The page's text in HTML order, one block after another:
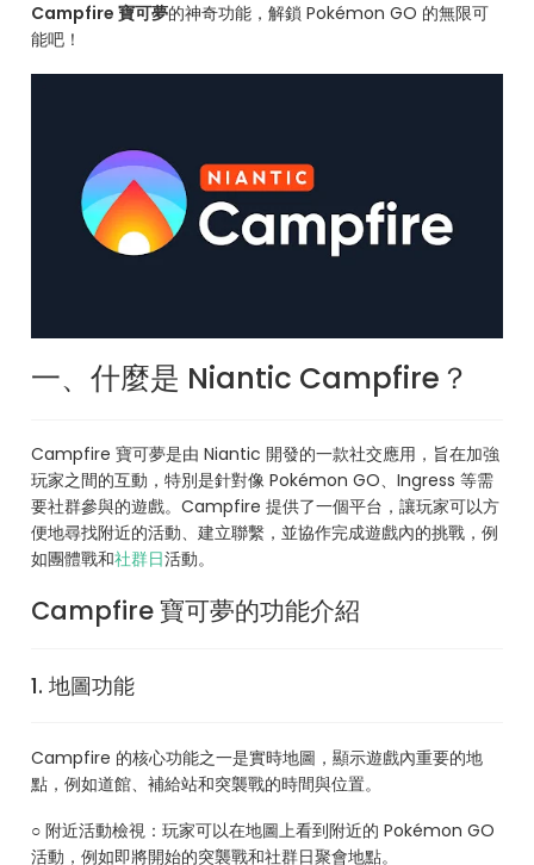
Campfire 寶可夢的神奇功能，解鎖 Pokémon GO 的無限可
能吧！
一、什麼是 Niantic Campfire？
Campfire 寶可夢是由 Niantic 開發的一款社交應用，旨在加強
玩家之間的互動，特別是針對像 Pokémon GO、Ingress 等需
要社群參與的遊戲。Campfire 提供了一個平台，讓玩家可以方
便地尋找附近的活動、建立聯繫，並協作完成遊戲內的挑戰，例
如團體戰和社群日活動。
Campfire 寶可夢的功能介紹
1. 地圖功能
Campfire 的核心功能之一是實時地圖，顯示遊戲內重要的地
點，例如道館、補給站和突襲戰的時間與位置。
○ 附近活動檢視：玩家可以在地圖上看到附近的 Pokémon GO
活動，例如即將開始的突襲戰和社群日聚會地點。